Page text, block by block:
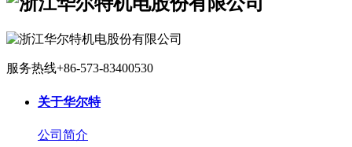
服务热线+86-573-83400530
关于华尔特
公司简介